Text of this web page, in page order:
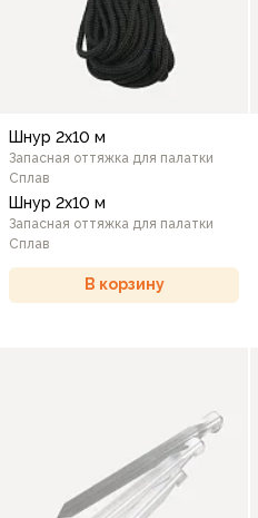
Шнур 2х10 м
Запасная оттяжка для палатки
Сплав
Шнур 2х10 м
Запасная оттяжка для палатки
Сплав
В корзину